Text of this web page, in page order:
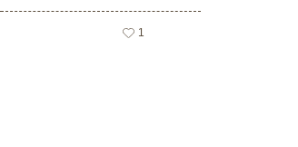
使いいただける無料の高齢者向
け介護レク素材（音読・言葉遊
1